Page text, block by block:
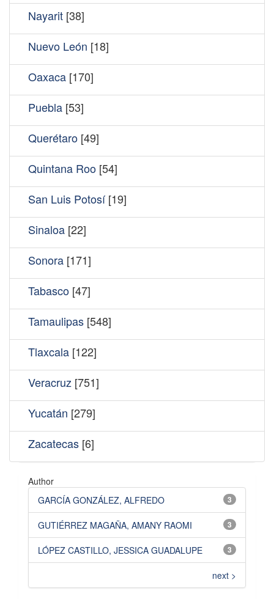
Nayarit [38]
Nuevo León [18]
Oaxaca [170]
Puebla [53]
Querétaro [49]
Quintana Roo [54]
San Luis Potosí[19]
Sinaloa [22]
Sonora [171]
Tabasco [47]
Tamaulipas [548]
Tlaxcala [122]
Veracruz [751]
Yucatán [279]
Zacatecas [6]
Author
3
GARCÍA GONZÁLEZ, ALFREDO
3
GUTIÉRREZ MAGAÑA, AMANY RAOMI
3
LÓPEZ CASTILLO, JESSICA GUADALUPE
next >